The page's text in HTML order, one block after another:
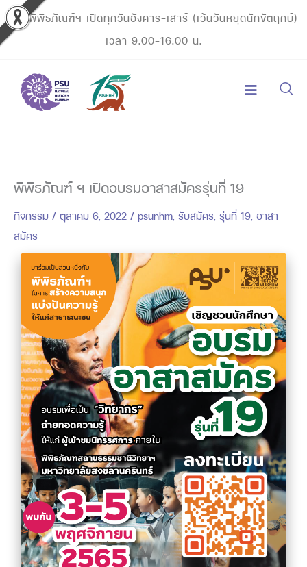
Skip
to
พิพิธภัณฑ์ฯ เปิดทุกวันอังคาร-เสาร์ (เว้นวันหยุดนักขัตฤกษ์)
เวลา 9.00-16.00 น.
พิพิธภัณฑ์ ฯ เปิดอบรมอาสาสมัครรุ่นที่ 19
กิจกรรม / ตุลาคม 6, 2022 / psunhm, รับสมัคร, รุ่นที่ 19, อาสา
สมัคร